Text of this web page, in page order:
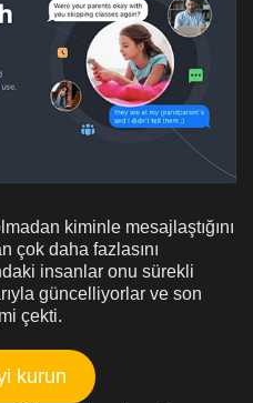
kiminle mesajlaştığını
çok daha fazlasını
insanlar onu sürekli
güncelliyorlar ve son
çekti.
kurun